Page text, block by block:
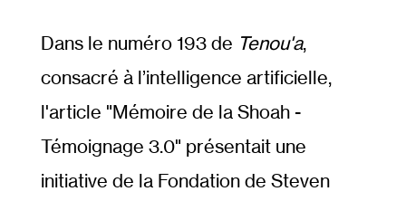
Dans le numéro 193 de Tenou'a,
consacré à l’intelligence artificielle,
l'article "Mémoire de la Shoah -
Témoignage 3.0" présentait une
initiative de la Fondation de Steven